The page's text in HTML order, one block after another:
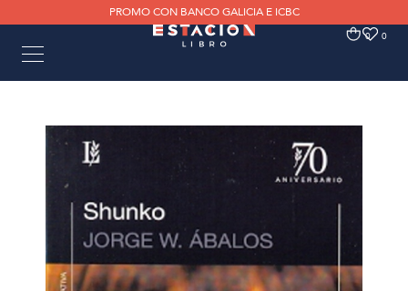
PROMO CON BANCO GALICIA E ICBC
0 0